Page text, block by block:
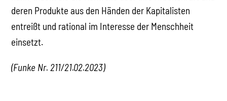
deren Produkte aus den Händen der Kapitalisten
entreißt und rational im Interesse der Menschheit
einsetzt.
(Funke Nr. 211/21.02.2023)